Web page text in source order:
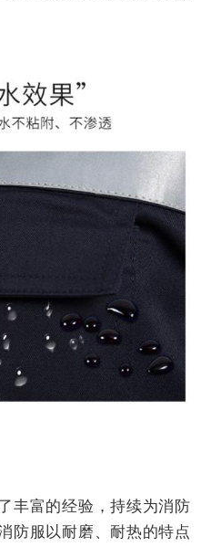
丰富的经验，持续为消防
防服以耐磨、耐热的特点